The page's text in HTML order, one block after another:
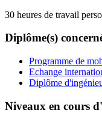
30 heures de travail
Diplôme(s)
Programme de
Echange
Diplôme
Niveaux en cours